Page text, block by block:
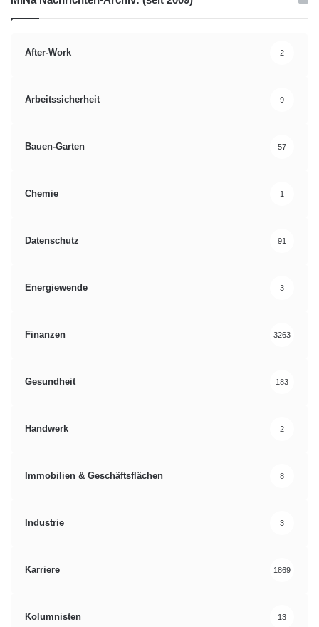
After-Work 2
Arbeitssicherheit 9
Bauen-Garten 57
Chemie 1
Datenschutz 91
Energiewende 3
Finanzen 3263
Gesundheit 183
Handwerk 2
Immobilien & Geschäftsflächen 8
Industrie 3
Karriere 1869
Kolumnisten 13